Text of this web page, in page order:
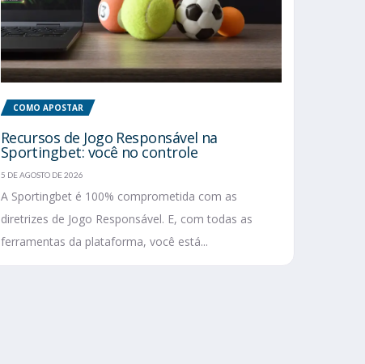
COMO APOSTAR
Recursos de Jogo Responsável na
Sportingbet: você no controle
5 DE AGOSTO DE 2026
A Sportingbet é 100% comprometida com as
diretrizes de Jogo Responsável. E, com todas as
ferramentas da plataforma, você está...